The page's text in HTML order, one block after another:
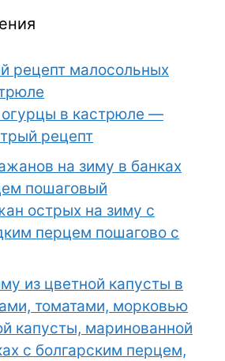
в кастрюле —
рецепт
острых на зиму с
перцем пошагово с
капусты, маринованной
с болгарским перцем,